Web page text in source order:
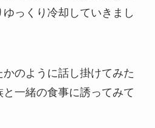
っくり冷却していきまし
のように話し掛けてみた
一緒の食事に誘ってみて